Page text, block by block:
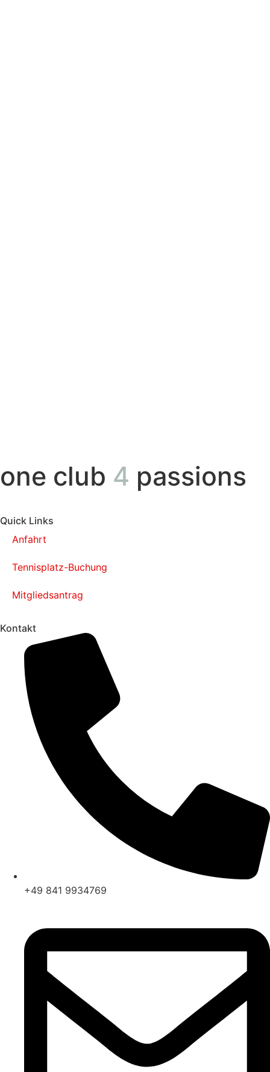
one club 4 passions
Quick Links
Anfahrt
Tennisplatz-Buchung
Mitgliedsantrag
Kontakt
+49 841 9934769